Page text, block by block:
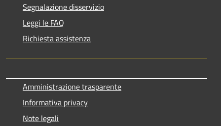
Segnalazione disservizio
Leggi le FAQ
Richiesta assistenza
Amministrazione trasparente
Informativa privacy
Note legali